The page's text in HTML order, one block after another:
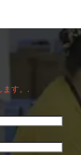
ます。.